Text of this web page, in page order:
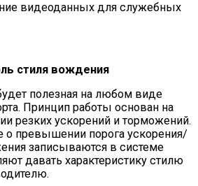
видеоданных для служебных
стиля вождения
полезная на любом виде
Принцип работы основан на
резких ускорений и торможений.
превышении порога ускорения/
записываются в системе
давать характеристику стилю